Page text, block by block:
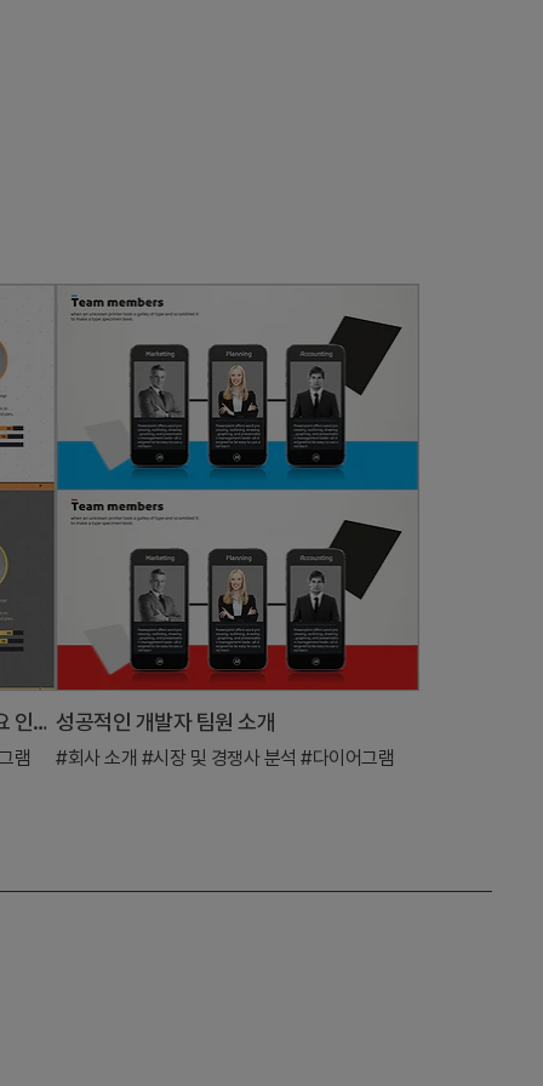
근무 능력 분석 다이어그램 – 회사 주요 인력의 업무 성과
램
성공적인 개발자 팀원 소개
#회사 소개 #시장 및 경쟁사 분석 #다이어그램